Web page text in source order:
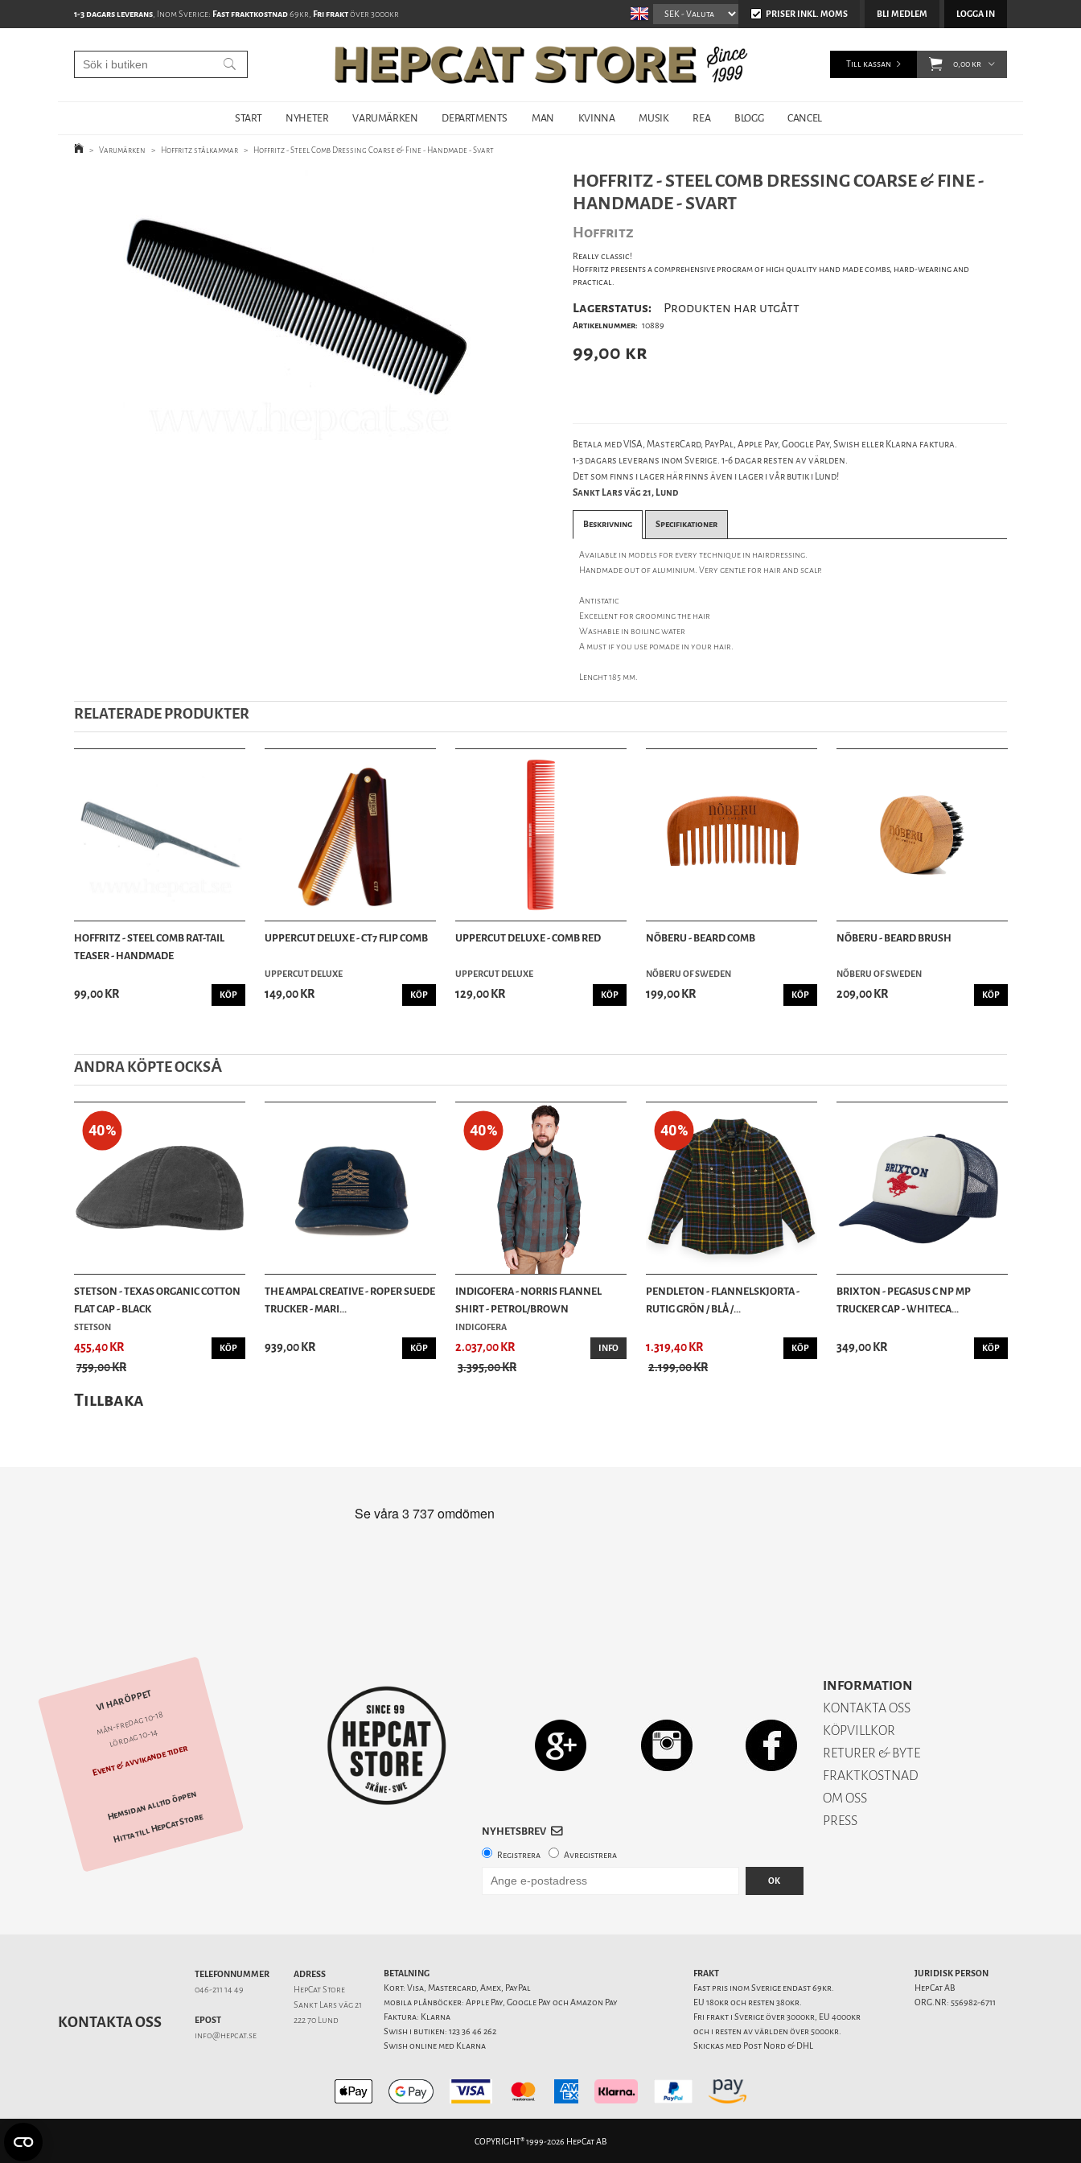
1-3 dagars leverans, Inom Sverige: Fast fraktkostnad69kr, Fri fraktöver 3000kr BLI MEDLEM LOGGA IN
PRISER INKL. MOMS
START NYHETER VARUMÄRKEN DEPARTMENTS MAN KVINNA MUSIK REA BLOGG CANCEL
Till kassan 0,00 kr
> Varumärken > Hoffritz stålkammar > Hoffritz - Steel Comb Dressing Coarse & Fine - Handmade - Svart
HOFFRITZ - STEEL COMB DRESSING COARSE & FINE -
HANDMADE - SVART
Hoffritz
Really classic!
Hoffritz presents a comprehensive program of high quality hand made combs, hard-wearing and
practical.
Lagerstatus: Produkten har utgått
Artikelnummer: 10889
99,00 kr
Betala med VISA, MasterCard, PayPal, Apple Pay, Google Pay, Swish eller Klarna faktura.
1-3 dagars leverans inom Sverige. 1-6 dagar resten av världen.
Det som finns i lager här finns även i lager i vår butik i Lund!
Sankt Lars väg 21, Lund
Beskrivning Specifikationer
Available in models for every technique in hairdressing.
Handmade out of aluminium. Very gentle for hair and scalp.
Antistatic
Excellent for grooming the hair
Washable in boiling water
A must if you use pomade in your hair.
Lenght 185 mm.
RELATERADE PRODUKTER
HOFFRITZ - STEEL COMB RAT-TAIL
TEASER - HANDMADE
99,00 KR KÖP
UPPERCUT DELUXE - CT7 FLIP COMB
UPPERCUT DELUXE
149,00 KR KÖP
UPPERCUT DELUXE - COMB RED
UPPERCUT DELUXE
129,00 KR KÖP
NÕBERU - BEARD COMB
NÕBERU OF SWEDEN
199,00 KR KÖP
NÕBERU - BEARD BRUSH
NÕBERU OF SWEDEN
209,00 KR KÖP
ANDRA KÖPTE OCKSȦ
40%
STETSON - TEXAS ORGANIC COTTON
FLAT CAP - BLACK
STETSON
455,40 KR
759,00 KR
KÖP
THE AMPAL CREATIVE - ROPER SUEDE
TRUCKER - MARI...
939,00 KR KÖP
40%
INDIGOFERA - NORRIS FLANNEL
SHIRT - PETROL/BROWN
INDIGOFERA
2.037,00 KR
3.395,00 KR
INFO
40%
PENDLETON - FLANNELSKJORTA -
RUTIG GRÖN / BLÅ /...
1.319,40 KR
2.199,00 KR
KÖP
BRIXTON - PEGASUS C NP MP
TRUCKER CAP - WHITECA...
349,00 KR KÖP
Tillbaka
VI HAR ÖPPET
mån-fredag 10-18
lördag 10-14
Event & avvikande tider
Hemsidan alltid öppen
Hitta till HepCat Store
INFORMATION
KONTAKTA OSS
KÖPVILLKOR
RETURER & BYTE
FRAKTKOSTNAD
OM OSS
PRESS
NYHETSBREV
Registrera Avregistrera
OK
KONTAKTA OSS
TELEFONNUMMER
046-211 14 49
EPOST
info@hepcat.se
ADRESS
HepCat Store
Sankt Lars väg 21
222 70 Lund
BETALNING
Kort: Visa, Mastercard, Amex, PayPal
mobila plånböcker: Apple Pay, Google Pay och Amazon Pay
Faktura: Klarna
Swish i butiken: 123 36 46 262
Swish online med Klarna
FRAKT
Fast pris inom Sverige endast 69kr.
EU 180kr och resten 380kr.
Fri frakt i Sverige över 3000kr, EU 4000kr
och i resten av världen över 5000kr.
Skickas med Post Nord & DHL
JURIDISK PERSON
HepCat AB
ORG.NR: 556982-6711
COPYRIGHT® 1999-2026 HepCat AB